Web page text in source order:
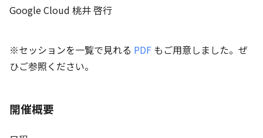
Google Cloud 桃井 啓行
※セッションを一覧で見れる PDF もご用意しました。ぜ
ひご参照ください。
開催概要